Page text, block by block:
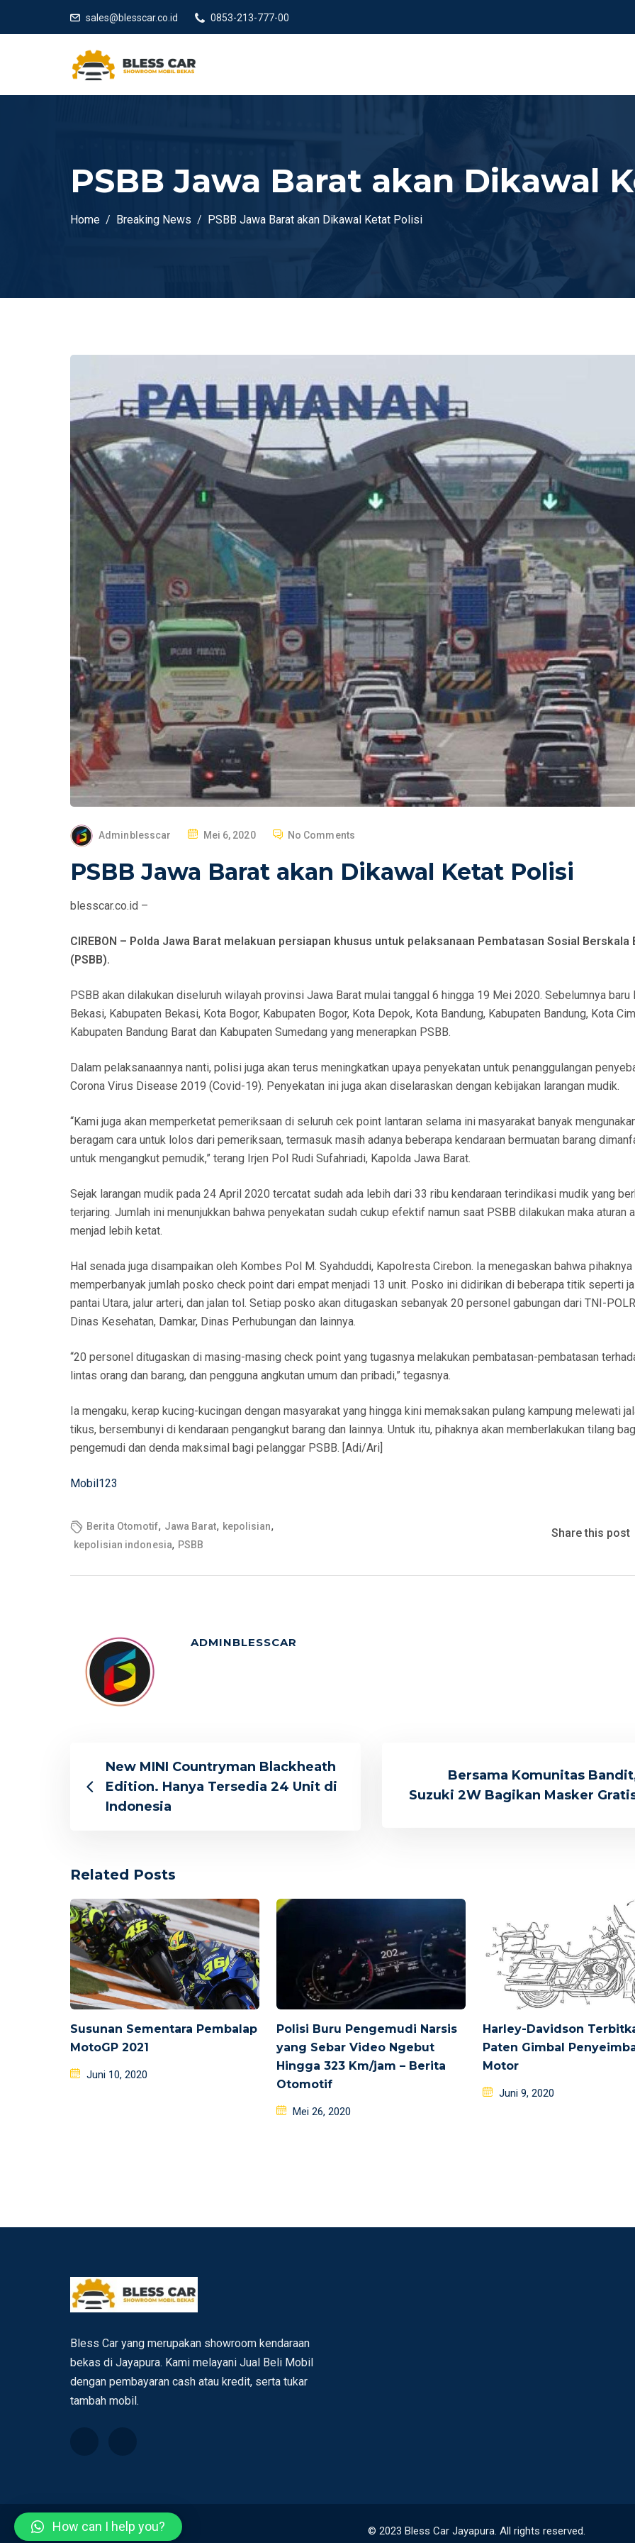
sales@blesscar.co.id 0853-213-777-00
PSBB Jawa Barat akan Dikawal
Home Breaking News PSBB Jawa Barat akan Dikawal Ketat Polisi
Adminblesscar
P
O
Mei 6, 2020 No Comments
PSBB Jawa Barat akan Dikawal Ketat Polisi
blesscar.co.id –
CIREBON – Polda Jawa Barat melakuan persiapan khusus untuk pelaksanaan Pembatasan Sosial Berskala
(PSBB).
PSBB akan dilakukan diseluruh wilayah provinsi Jawa Barat mulai tanggal 6 hingga 19 Mei 2020. Sebelumnya baru
Bekasi, Kabupaten Bekasi, Kota Bogor, Kabupaten Bogor, Kota Depok, Kota Bandung, Kabupaten Bandung, Kota
Kabupaten Bandung Barat dan Kabupaten Sumedang yang menerapkan PSBB.
Dalam pelaksanaannya nanti, polisi juga akan terus meningkatkan upaya penyekatan untuk penanggulangan
Corona Virus Disease 2019 (Covid-19). Penyekatan ini juga akan diselaraskan dengan kebijakan larangan mudik.
“Kami juga akan memperketat pemeriksaan di seluruh cek point lantaran selama ini masyarakat banyak
beragam cara untuk lolos dari pemeriksaan, termasuk masih adanya beberapa kendaraan bermuatan barang
untuk mengangkut pemudik,” terang Irjen Pol Rudi Sufahriadi, Kapolda Jawa Barat.
Sejak larangan mudik pada 24 April 2020 tercatat sudah ada lebih dari 33 ribu kendaraan terindikasi mudik yang
terjaring. Jumlah ini menunjukkan bahwa penyekatan sudah cukup efektif namun saat PSBB dilakukan maka aturan
menjad lebih ketat.
Hal senada juga disampaikan oleh Kombes Pol M. Syahduddi, Kapolresta Cirebon. Ia menegaskan bahwa pihaknya
memperbanyak jumlah posko check point dari empat menjadi 13 unit. Posko ini didirikan di beberapa titik seperti
pantai Utara, jalur arteri, dan jalan tol. Setiap posko akan ditugaskan sebanyak 20 personel gabungan dari TNI-
Dinas Kesehatan, Damkar, Dinas Perhubungan dan lainnya.
“20 personel ditugaskan di masing-masing check point yang tugasnya melakukan pembatasan-pembatasan
lintas orang dan barang, dan pengguna angkutan umum dan pribadi,” tegasnya.
Ia mengaku, kerap kucing-kucingan dengan masyarakat yang hingga kini memaksakan pulang kampung melewati
tikus, bersembunyi di kendaraan pengangkut barang dan lainnya. Untuk itu, pihaknya akan memberlakukan tilang
pengemudi dan denda maksimal bagi pelanggar PSBB. [Adi/Ari]
Mobil123
Berita Otomotif, Jawa Barat, kepolisian,
kepolisian indonesia, PSBB
Share this post
ADMINBLESSCAR
New MINI Countryman Blackheath
Edition. Hanya Tersedia 24 Unit di
Indonesia
Bersama Komunitas
Suzuki 2W Bagikan Masker
Related Posts
Susunan Sementara Pembalap
MotoGP 2021
Posted
Juni 10, 2020
Polisi Buru Pengemudi Narsis
yang Sebar Video Ngebut
Hingga 323 Km/jam – Berita
Otomotif
Posted
Mei 26, 2020
Harley-Davidson
Paten Gimbal
Motor
Posted
Juni 9, 2020
Bless Car yang merupakan showroom kendaraan
bekas di Jayapura. Kami melayani Jual Beli Mobil
dengan pembayaran cash atau kredit, serta tukar
tambah mobil.
© 2023 Bless Car Jayapura. All rights reserved.
How can I help you?